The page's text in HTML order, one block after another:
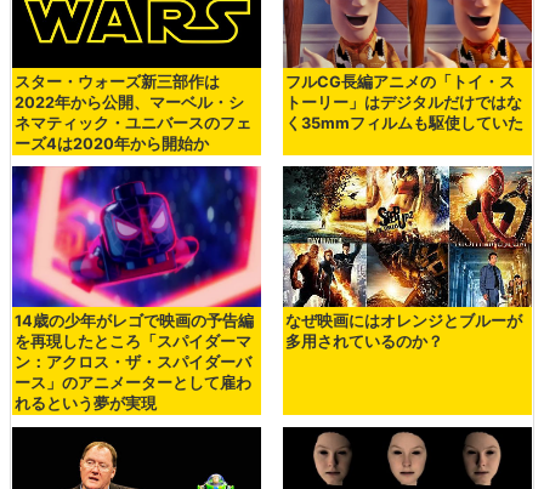
スター・ウォーズ新三部作は
2022年から公開、マーベル・シ
ネマティック・ユニバースのフェ
ーズ4は2020年から開始か
フルCG長編アニメの「トイ・ス
トーリー」はデジタルだけではな
く35mmフィルムも駆使していた
14歳の少年がレゴで映画の予告編
を再現したところ「スパイダーマ
ン：アクロス・ザ・スパイダーバ
ース」のアニメーターとして雇わ
れるという夢が実現
なぜ映画にはオレンジとブルーが
多用されているのか？